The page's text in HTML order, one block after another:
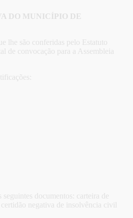
DO MUNICÍPIO DE
lhe são conferidas pelo Estatuto
de convocação para a Assembleia
documentos: carteira de
negativa de insolvência civil